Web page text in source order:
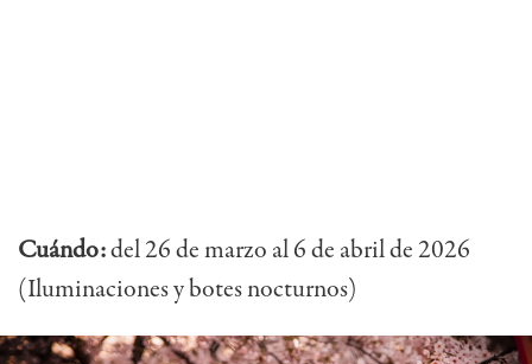
Cuándo:del 26 de marzo al 6 de abril de 2026
(Iluminaciones y botes nocturnos)